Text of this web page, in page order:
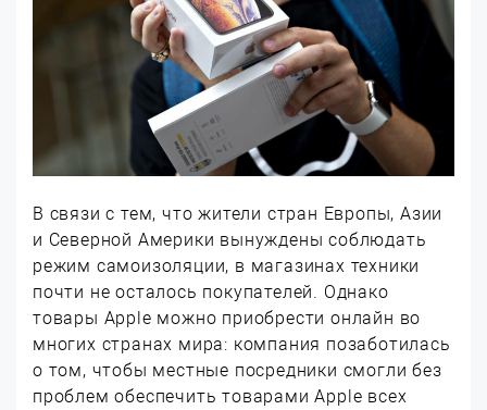
В связи с тем, что жители стран Европы, Азии
и Северной Америки вынуждены соблюдать
режим самоизоляции, в магазинах техники
почти не осталось покупателей. Однако
товары Apple можно приобрести онлайн во
многих странах мира: компания позаботилась
о том, чтобы местные посредники смогли без
проблем обеспечить товарами Apple всех